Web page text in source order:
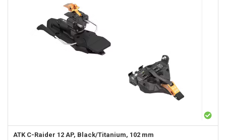
ATK C-Raider 12 AP, Black/Titanium, 102 mm